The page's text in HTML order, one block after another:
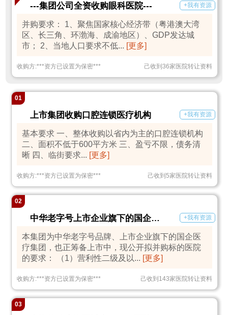
---集团公司全资收购眼科医院--- +我有资源
并购要求： 1、聚焦国家核心经济带（粤港澳大湾
区、长三角、环渤海、成渝地区）、GDP发达城
市； 2、当地人口要求不低... [更多]
收购方:***资方已设置为保密*** 己收到36家医院转让资料
01
上市集团收购口腔连锁医疗机构 +我有资源
基本要求 一、整体收购以省内为主的口腔连锁机构
二、面积不低于600平方米 三、盈亏不限，债务清
晰 四、临街要求... [更多]
收购方:***资方已设置为保密*** 己收到5家医院转让资料
02
中华老字号上市企业旗下的国企医疗集团面向全国收购医院 +我有资源
本集团为中华老字号品牌、上市企业旗下的国企医
疗集团，也正筹备上市中，现公开拟并购标的医院
的要求： （1）营利性二级及以... [更多]
收购方:***资方已设置为保密*** 己收到143家医院转让资料
03